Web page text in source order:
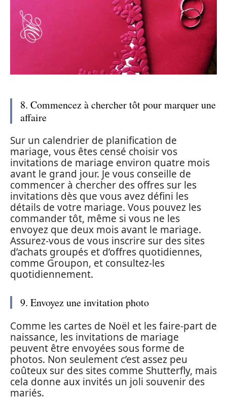
8. Commencez à chercher tôt pour marquer une
affaire
Sur un calendrier de planification de
mariage, vous êtes censé choisir vos
invitations de mariage environ quatre mois
avant le grand jour. Je vous conseille de
commencer à chercher des offres sur les
invitations dès que vous avez défini les
détails de votre mariage. Vous pouvez les
commander tôt, même si vous ne les
envoyez que deux mois avant le mariage.
Assurez-vous de vous inscrire sur des sites
d’achats groupés et d’offres quotidiennes,
comme Groupon, et consultez-les
quotidiennement.
9. Envoyez une invitation photo
Comme les cartes de Noël et les faire-part de
naissance, les invitations de mariage
peuvent être envoyées sous forme de
photos. Non seulement c’est assez peu
coûteux sur des sites comme Shutterfly, mais
cela donne aux invités un joli souvenir des
mariés.